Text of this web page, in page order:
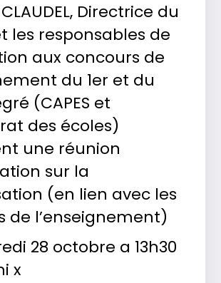
Directrice du
les responsables de
aux concours de
du 1er et du
(CAPES et
des écoles)
une réunion
sur la
(en lien avec les
de l’enseignement)
28 octobre a 13h30
x